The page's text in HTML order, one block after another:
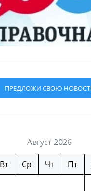
ПРЕДЛОЖИ СВОЮ
Август 2026
Вт Ср Чт Пт